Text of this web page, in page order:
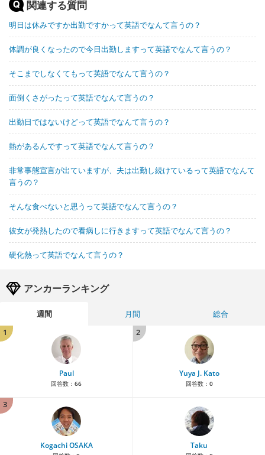
関連する質問
明日は休みですか出勤ですかって英語でなんて言うの？
体調が良くなったので今日出勤しますって英語でなんて言うの？
そこまでしなくてもって英語でなんて言うの？
面倒くさがったって英語でなんて言うの？
出勤日ではないけどって英語でなんて言うの？
熱があるんですって英語でなんて言うの？
非常事態宣言が出ていますが、夫は出勤し続けているって英語でなんて
言うの？
そんな食べないと思うって英語でなんて言うの？
彼女が発熱したので看病しに行きますって英語でなんて言うの？
硬化熱って英語でなんて言うの？
アンカーランキング
週間 月間
総合
1
Paul
回答数： 66
2
Yuya J. Kato
回答数： 0
3
Kogachi OSAKA Taku